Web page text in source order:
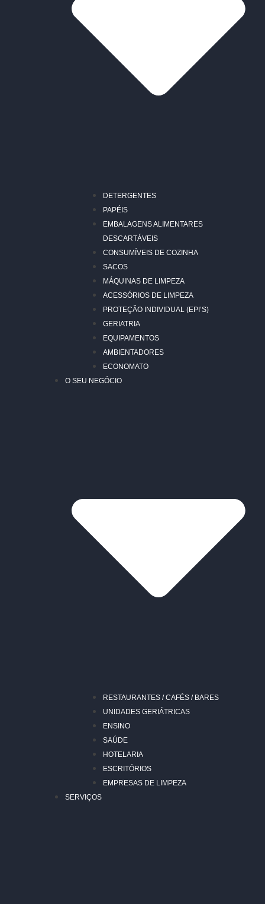
DETERGENTES
PAPÉIS
EMBALAGENS ALIMENTARES
DESCARTÁVEIS
CONSUMÍVEIS DE COZINHA
SACOS
MÁQUINAS DE LIMPEZA
ACESSÓRIOS DE LIMPEZA
PROTEÇÃO INDIVIDUAL (EPI’S)
GERIATRIA
EQUIPAMENTOS
AMBIENTADORES
ECONOMATO
O SEU NEGÓCIO
RESTAURANTES / CAFÉS / BARES
UNIDADES GERIÁTRICAS
ENSINO
SAÚDE
HOTELARIA
ESCRITÓRIOS
EMPRESAS DE LIMPEZA
SERVIÇOS